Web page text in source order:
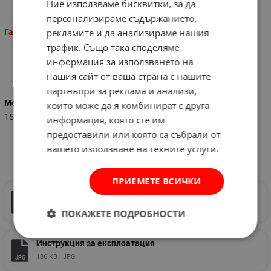
Гаранция: 2 години!
Характеристики
Мощност (W)
1500
Документи за сваляне
Инструкция за експлоатация
186 KB |
JPG
Инструкция за експлоатация
186 KB | JPG
Ние използваме бисквитки, за да
персонализираме съдържанието,
рекламите и да анализираме нашия
трафик. Също така споделяме
информация за използването на
нашия сайт от ваша страна с нашите
партньори за реклама и анализи,
които може да я комбинират с друга
информация, която сте им
предоставили или която са събрали от
вашето използване на техните услуги.
ПРИЕМЕТЕ ВСИЧКИ
ПОКАЖЕТЕ ПОДРОБНОСТИ